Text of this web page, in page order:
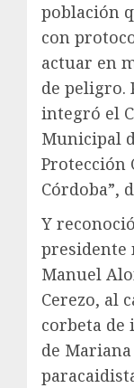
población
con
actuar en
de peligro.
integró el
Municipal
Protección
Córdoba”,
Y
presidente
Manuel
Cerezo, al
corbeta de
de